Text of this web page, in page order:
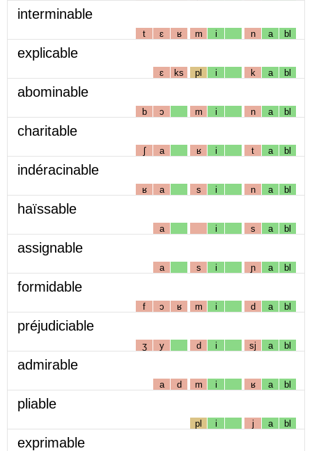
interminable
t ɛ ʁ m i n a bl
explicable
ɛ ks pl i k a bl
abominable
b ɔ m i n a bl
charitable
ʃ a ʁ i t a bl
indéracinable
ʁ a s i n a bl
haïssable
a i s a bl
assignable
a s i ɲ a bl
formidable
f ɔ ʁ m i d a bl
préjudiciable
ʒ y d i sj a bl
admirable
a d m i ʁ a bl
pliable
pl i j a bl
exprimable